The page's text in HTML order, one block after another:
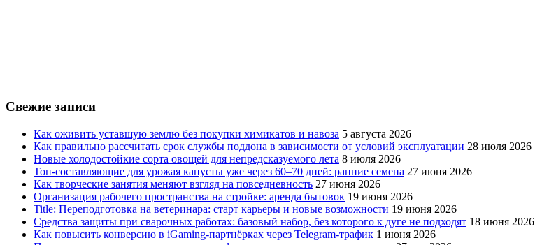
Свежие записи
Как оживить уставшую землю без покупки химикатов и навоза 5 августа 2026
Как правильно рассчитать срок службы поддона в зависимости от условий эксплуатации 28 июля 2026
Новые холодостойкие сорта овощей для непредсказуемого лета 8 июля 2026
Топ-составляющие для урожая капусты уже через 60–70 дней: ранние семена 27 июня 2026
Как творческие занятия меняют взгляд на повседневность 27 июня 2026
Организация рабочего пространства на стройке: аренда бытовок 19 июня 2026
Title: Переподготовка на ветеринара: старт карьеры и новые возможности 19 июня 2026
Средства защиты при сварочных работах: базовый набор, без которого к дуге не подходят 18 июня 2026
Как повысить конверсию в iGaming-партнёрках через Telegram-трафик 1 июня 2026